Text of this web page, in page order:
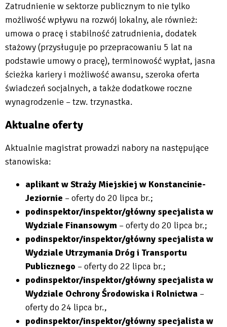
Zatrudnienie w sektorze publicznym to nie tylko
możliwość wpływu na rozwój lokalny, ale również:
umowa o pracę i stabilność zatrudnienia, dodatek
stażowy (przysługuje po przepracowaniu 5 lat na
podstawie umowy o pracę), terminowość wypłat, jasna
ścieżka kariery i możliwość awansu, szeroka oferta
świadczeń socjalnych, a także dodatkowe roczne
wynagrodzenie – tzw. trzynastka.
Aktualne oferty
Aktualnie magistrat prowadzi nabory na następujące
stanowiska:
aplikant w Straży Miejskiej w Konstancinie-
Jeziornie – oferty do 20 lipca br.;
podinspektor/inspektor/główny specjalista w
Wydziale Finansowym – oferty do 20 lipca br.;
podinspektor/inspektor/główny specjalista w
Wydziale Utrzymania Dróg i Transportu
Publicznego – oferty do 22 lipca br.;
podinspektor/inspektor/główny specjalista w
Wydziale Ochrony Środowiska i Rolnictwa –
oferty do 24 lipca br.,
podinspektor/inspektor/główny specjalista w